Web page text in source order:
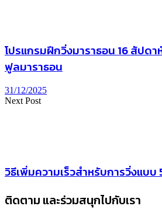
โปรแกรมฝึกวิ่งมาราธอน 16 สัปด
ฟูลมาราธอน
31/12/2025
Next Post
วิธีเพิ่มความเร็วสำหรับการวิ่งแบบ
ติดตาม และร่วมสนุกไปกับเรา